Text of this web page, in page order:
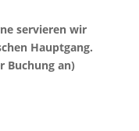
servieren wir
Hauptgang.
Buchung an)